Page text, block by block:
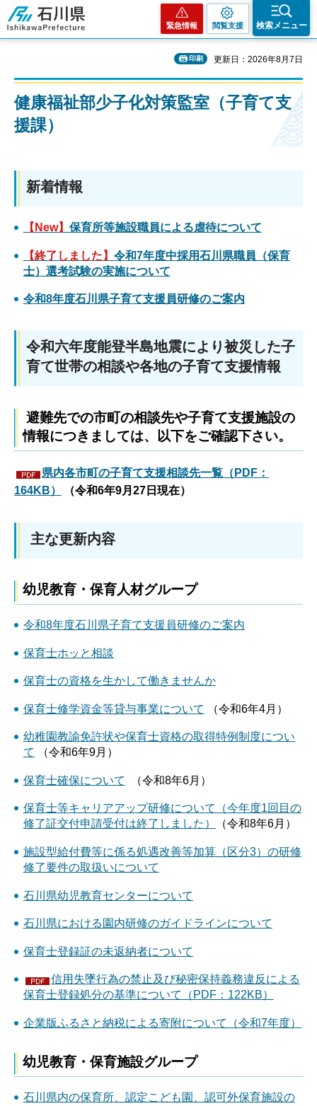
石川県
緊急情報 閲覧支援 検索メニュー
印刷 更新日：2026年8月7日
健康福祉部少子化対策監室（子育て支
援課）
新着情報
【New】 保育所等施設職員による虐待について
【終了しました】 令和7年度中採用石川県職員（保育
士）選考試験の実施について
令和8年度石川県子育て支援員研修のご案内
令和六年度能登半島地震により被災した子
育て世帯の相談や各地の子育て支援情報
避難先での市町の相談先や子育て支援施設の
情報につきましては、以下をご確認下さい。
県内各市町の子育て支援相談先一覧（PDF：
164KB）
（令和6年9月27日現在）
主な更新内容
幼児教育・保育人材グループ
令和8年度石川県子育て支援員研修のご案内
保育士ホッと相談
保育士の資格を生かして働きませんか
保育士修学資金等貸与事業について （令和6年4月）
幼稚園教諭免許状や保育士資格の取得特例制度につい
て
（令和6年9月）
保育士確保について （令和8年6月）
保育士等キャリアアップ研修について（今年度1回目の
修了証交付申請受付は終了しました）
（令和8年6月）
施設型給付費等に係る処遇改善等加算（区分3）の研修
修了要件の取扱いについて
石川県幼児教育センターについて
石川県における園内研修のガイドラインについて
保育士登録証の未返納者について
信用失墜行為の禁止及び秘密保持義務違反による
保育士登録処分の基準について（PDF：122KB）
企業版ふるさと納税による寄附について（令和7年度）
幼児教育・保育施設グループ
石川県内の保育所、認定こども園、認可外保育施設の